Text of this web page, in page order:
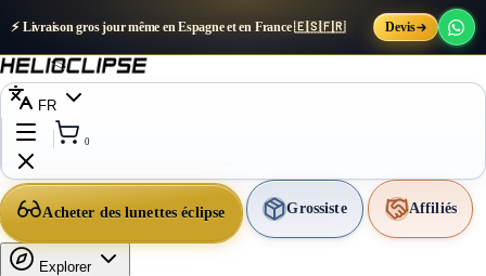
⚡ Livraison gros jour même en Espagne et en France 🇪🇸🇫🇷 Devis
FR
0
Acheter des lunettes éclipse Grossiste Affiliés
Explorer